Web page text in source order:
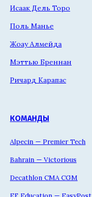
Исаак Дель Торо
Поль Манье
Жоау Алмейда
Мэттью Бреннан
Ричард Карапас
КОМАНДЫ
Alpecin — Premier Tech
Bahrain — Victorious
Decathlon CMA CGM